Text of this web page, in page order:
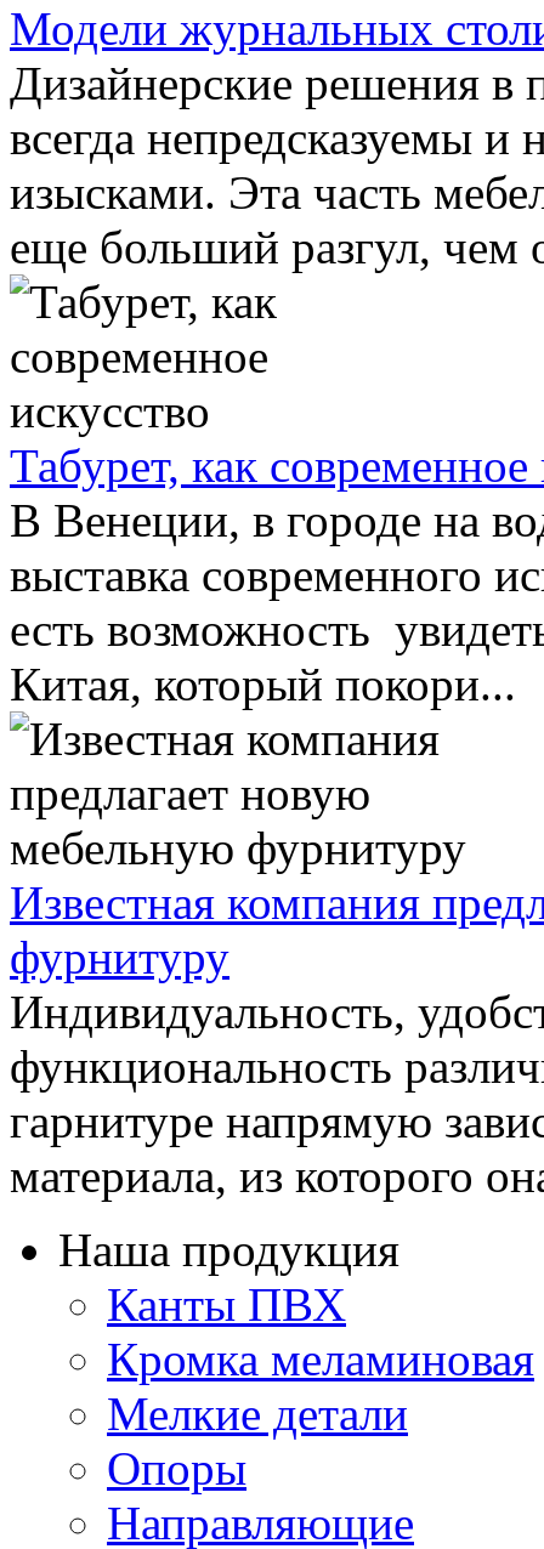
Модели журнальных
Дизайнерские решения в
всегда непредсказуемы
изысками. Эта часть
еще больший разгул, чем
Табурет, как современное
В Венеции, в городе на
выставка современного
есть возможность
Китая, который покори...
Известная компания
фурнитуру
Индивидуальность,
функциональность
гарнитуре напрямую
материала, из которого
Наша продукция
Канты ПВХ
Кромка меламиновая
Мелкие детали
Опоры
Направляющие